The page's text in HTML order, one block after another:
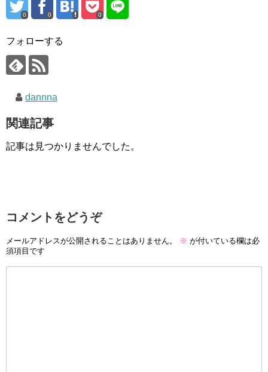
0 0 0
フォローする
dannna
関連記事
記事は見つかりませんでした。
コメントをどうぞ
メールアドレスが公開されることはありません。 ※ が付いている欄は必
須項目です